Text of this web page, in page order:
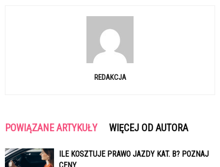
REDAKCJA
POWIĄZANE ARTYKUŁY WIĘCEJ OD AUTORA
ILE KOSZTUJE PRAWO JAZDY KAT. B? POZNAJ